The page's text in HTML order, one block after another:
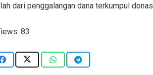
dari penggalangan dana terkumpul
83